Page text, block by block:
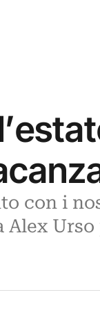
con i
Urso